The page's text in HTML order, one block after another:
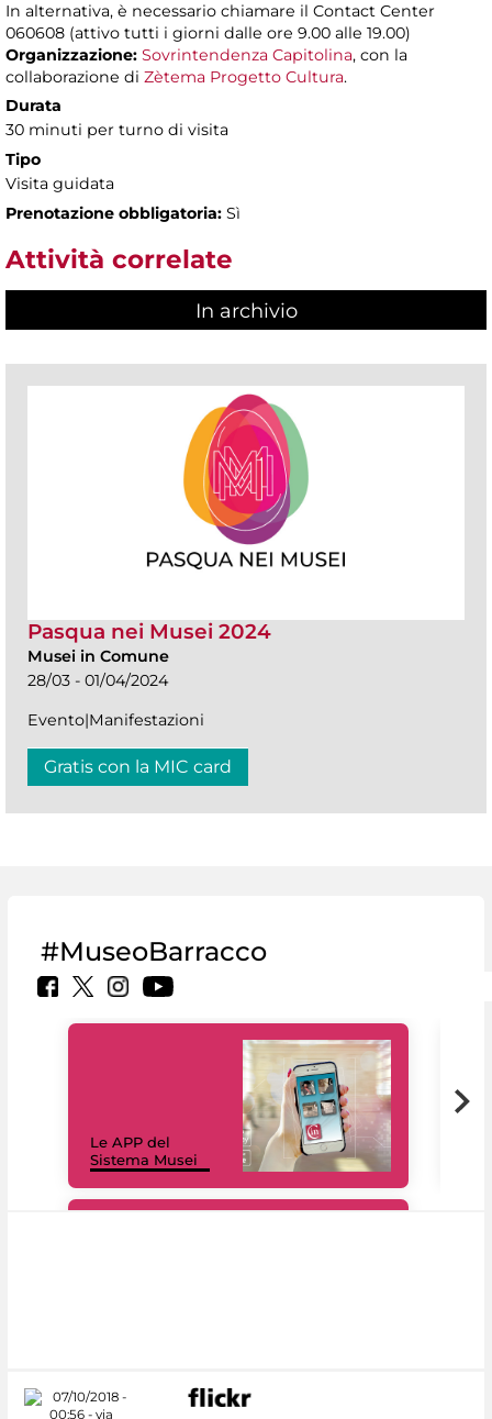
In alternativa, è necessario chiamare il Contact Center
060608 (attivo tutti i giorni dalle ore 9.00 alle 19.00)
Organizzazione: Sovrintendenza Capitolina, con la
collaborazione di Zètema Progetto Cultura.
Durata
30 minuti per turno di visita
Tipo
Visita guidata
Prenotazione obbligatoria: Sì
Attività correlate
In archivio
Pasqua nei Musei 2024
Musei in Comune
28/03 - 01/04/2024
Evento|Manifestazioni
Gratis con la MIC card
#MuseoBarracco
Le APP del
Sistema Musei